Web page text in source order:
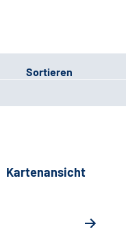
Sortieren
Kartenansicht